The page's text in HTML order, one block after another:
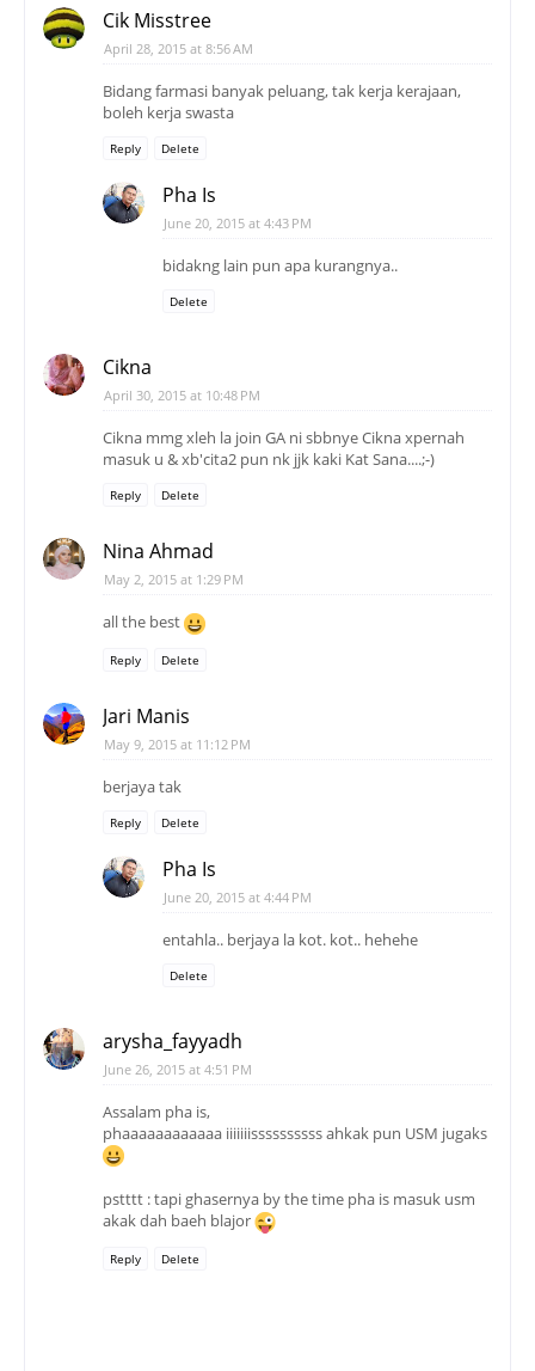
Cik Misstree
April 28, 2015 at 8:56 AM
Bidang farmasi banyak peluang, tak kerja kerajaan,
boleh kerja swasta
Reply Delete
Pha Is
June 20, 2015 at 4:43 PM
bidakng lain pun apa kurangnya..
Delete
Cikna
April 30, 2015 at 10:48 PM
Cikna mmg xleh la join GA ni sbbnye Cikna xpernah
masuk u & xb'cita2 pun nk jjk kaki Kat Sana....;-)
Reply Delete
Nina Ahmad
May 2, 2015 at 1:29 PM
all the best
Reply Delete
Jari Manis
May 9, 2015 at 11:12 PM
berjaya tak
Reply Delete
Pha Is
June 20, 2015 at 4:44 PM
entahla.. berjaya la kot. kot.. hehehe
Delete
arysha_fayyadh
June 26, 2015 at 4:51 PM
Assalam pha is,
phaaaaaaaaaaaa iiiiiiissssssssss ahkak pun USM jugaks
pstttt : tapi ghasernya by the time pha is masuk usm
akak dah baeh blajor
Reply Delete